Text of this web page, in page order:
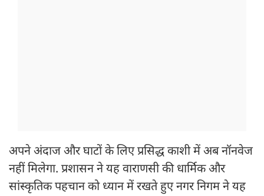
अपने अंदाज और घाटों के लिए प्रसिद्ध काशी में अब नॉनवेज
नहीं मिलेगा. प्रशासन ने यह वाराणसी की धार्मिक और
सांस्कृतिक पहचान को ध्यान में रखते हुए नगर निगम ने यह